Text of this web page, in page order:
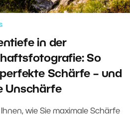
in der
So
Schärfe – und
Unschärfe
wie Sie maximale Schärfe